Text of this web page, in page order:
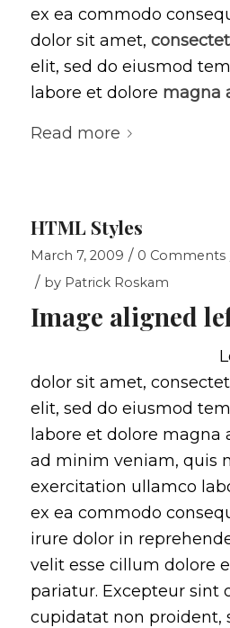
ex ea commodo
dolor sit amet,
elit, sed do eiusmod
labore et dolore magna
Read more
HTML Styles
March 7, 2009 / 0 Comments
/ by Patrick Roskam
Image aligned
dolor sit amet,
elit, sed do eiusmod
labore et dolore magna
ad minim veniam, quis
exercitation ullamco
ex ea commodo
irure dolor in
velit esse cillum dolore
pariatur. Excepteur sint
cupidatat non proident,